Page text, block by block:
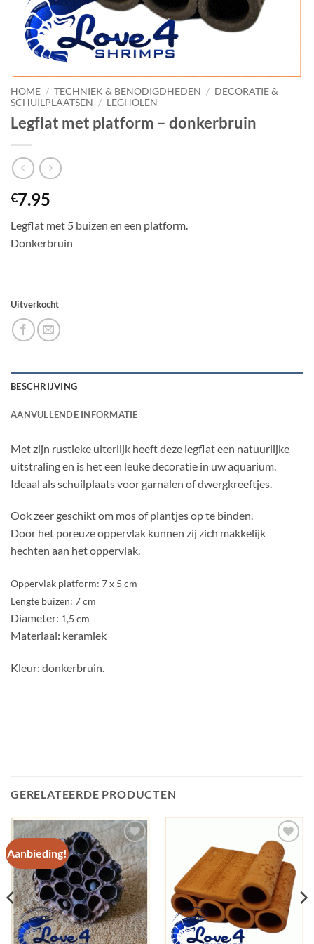
HOME / TECHNIEK & BENODIGDHEDEN / DECORATIE &
SCHUILPLAATSEN / LEGHOLEN
Legflat met platform – donkerbruin
€7.95
Legflat met 5 buizen en een platform.
Donkerbruin
Uitverkocht
BESCHRIJVING
AANVULLENDE INFORMATIE
Met zijn rustieke uiterlijk heeft deze legflat een natuurlijke
uitstraling en is het een leuke decoratie in uw aquarium.
Ideaal als schuilplaats voor garnalen of dwergkreeftjes.
Ook zeer geschikt om mos of plantjes op te binden.
Door het poreuze oppervlak kunnen zij zich makkelijk
hechten aan het oppervlak.
Oppervlak platform: 7 x 5 cm
Lengte buizen: 7 cm
Diameter: 1,5 cm
Materiaal: keramiek
Kleur: donkerbruin.
GERELATEERDE PRODUCTEN
Aanbieding!
Add to
Wishlist
Add to
Wishlist